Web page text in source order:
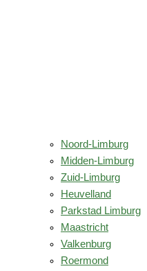
Noord-Limburg
Midden-Limburg
Zuid-Limburg
Heuvelland
Parkstad Limburg
Maastricht
Valkenburg
Roermond